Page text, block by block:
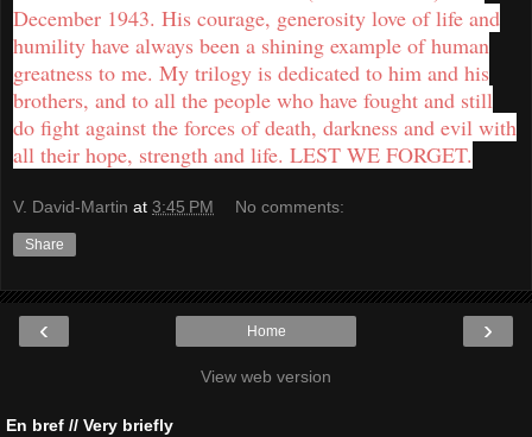
December 1943. His courage, generosity love of life and
humility have always been a shining example of human
greatness to me. My trilogy is dedicated to him and his
brothers, and to all the people who have fought and still
do fight against the forces of death, darkness and evil with
all their hope, strength and life. LEST WE FORGET.
V. David-Martin at 3:45 PM No comments:
Share
‹ ›
Home
View web version
En bref // Very briefly